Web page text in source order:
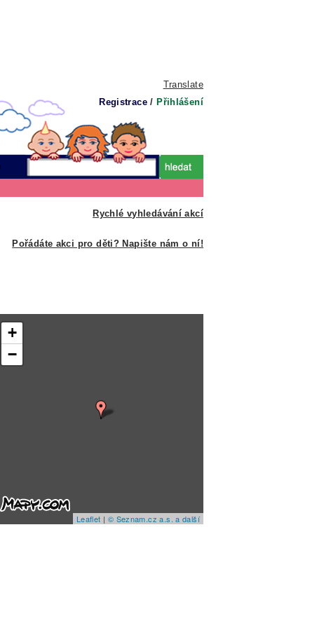
Translate
Registrace / Přihlášení
Rychlé vyhledávání akcí
Pořádáte akci pro děti? Napište nám o ní!
+
−
Leaflet | © Seznam.cz a.s. a další